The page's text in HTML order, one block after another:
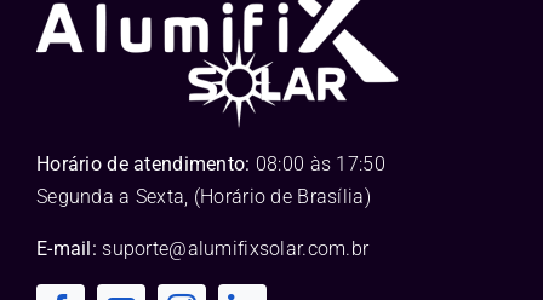
Horário de atendimento: 08:00 às 17:50
Segunda a Sexta, (Horário de Brasília)
E-mail: suporte@alumifixsolar.com.br